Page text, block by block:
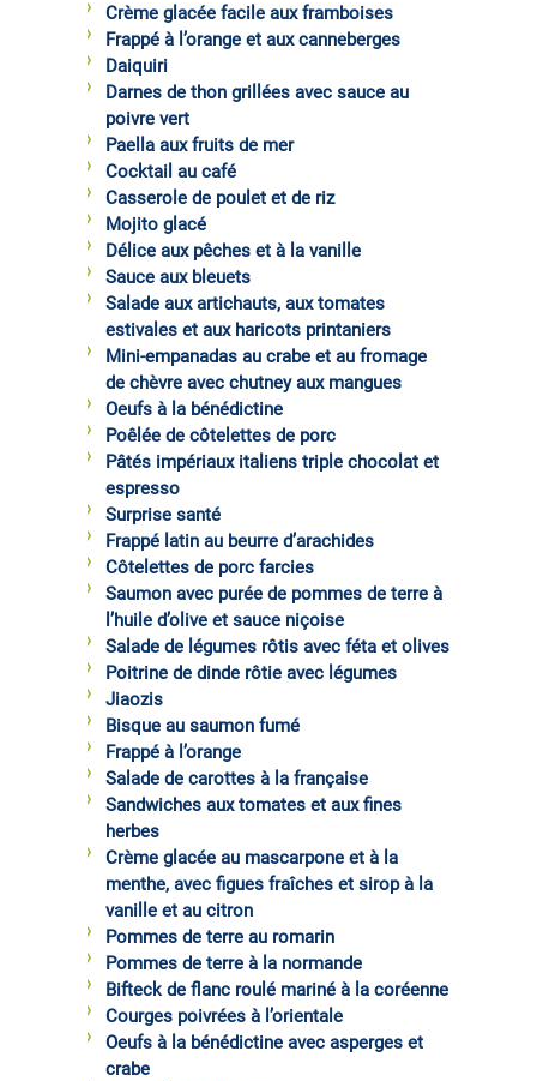
Crème glacée facile aux framboises
Frappé à l’orange et aux canneberges
Daiquiri
Darnes de thon grillées avec sauce au
poivre vert
Paella aux fruits de mer
Cocktail au café
Casserole de poulet et de riz
Mojito glacé
Délice aux pêches et à la vanille
Sauce aux bleuets
Salade aux artichauts, aux tomates
estivales et aux haricots printaniers
Mini-empanadas au crabe et au fromage
de chèvre avec chutney aux mangues
Oeufs à la bénédictine
Poêlée de côtelettes de porc
Pâtés impériaux italiens triple chocolat et
espresso
Surprise santé
Frappé latin au beurre d’arachides
Côtelettes de porc farcies
Saumon avec purée de pommes de terre à
l’huile d’olive et sauce niçoise
Salade de légumes rôtis avec féta et olives
Poitrine de dinde rôtie avec légumes
Jiaozis
Bisque au saumon fumé
Frappé à l’orange
Salade de carottes à la française
Sandwiches aux tomates et aux fines
herbes
Crème glacée au mascarpone et à la
menthe, avec figues fraîches et sirop à la
vanille et au citron
Pommes de terre au romarin
Pommes de terre à la normande
Bifteck de flanc roulé mariné à la coréenne
Courges poivrées à l’orientale
Oeufs à la bénédictine avec asperges et
crabe